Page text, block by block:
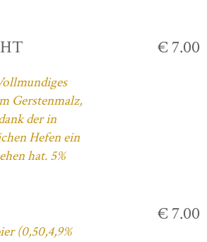
Gerstenmalz,
der in
Hefen ein
hat. 5%
€ 7.00
(0,50,4,9%
€ 7.00